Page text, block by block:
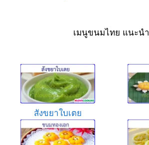
เมนูขนมไทย แนะนำ
สังขยาใบเตย